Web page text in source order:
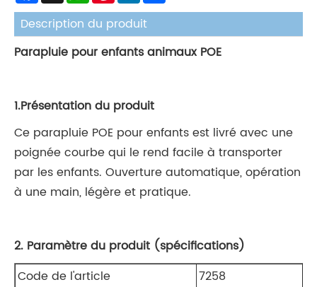
Description du produit
Parapluie pour enfants animaux POE
1.Présentation du produit
Ce parapluie POE pour enfants est livré avec une
poignée courbe qui le rend facile à transporter
par les enfants. Ouverture automatique, opération
à une main, légère et pratique.
2. Paramètre du produit (spécifications)
Code de l'article
7258